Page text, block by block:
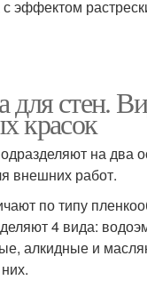
эффектом
для стен.
красок
на два
внешних работ.
по типу
4 вида:
алкидные и